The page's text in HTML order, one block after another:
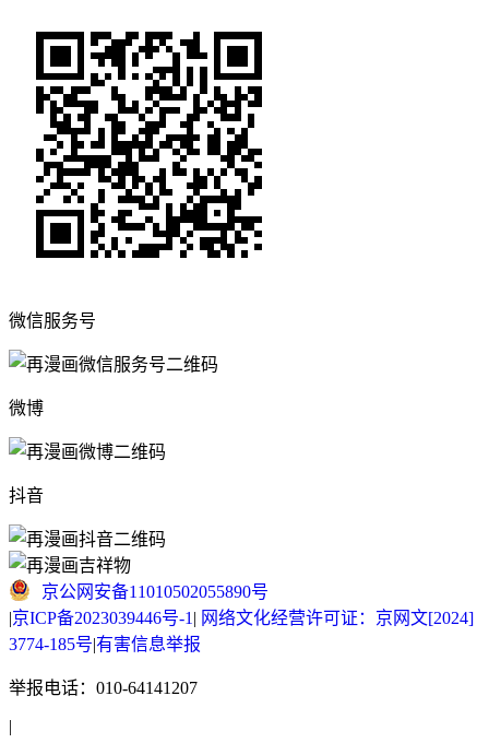
微信服务号
微博
抖音
京公网安备11010502055890号
|京ICP备2023039446号-1 | 网络文化经营许可证：京网文[2024]
3774-185号|有害信息举报
举报电话：010-64141207
|